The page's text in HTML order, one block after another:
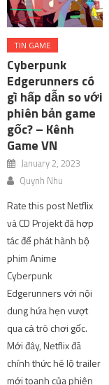
TIN GAME
Cyberpunk
Edgerunners có
gì hấp dẫn so với
phiên bản game
gốc? – Kênh
Game VN
January 2, 2023
Quynh Nhu
Rate this post Netflix
và CD Projekt đã hợp
tác để phát hành bộ
phim Anime
Cyberpunk
Edgerunners với nội
dung hứa hẹn vượt
qua cả trò chơi gốc.
Mới đây, Netflix đã
chính thức hé lộ trailer
mới toanh của phiên